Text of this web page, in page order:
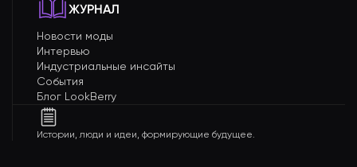
ЖУРНАЛ
Новости моды
Интервью
Индустриальные инсайты
События
Блог LookBerry
Истории, люди и идеи, формирующие будущее.